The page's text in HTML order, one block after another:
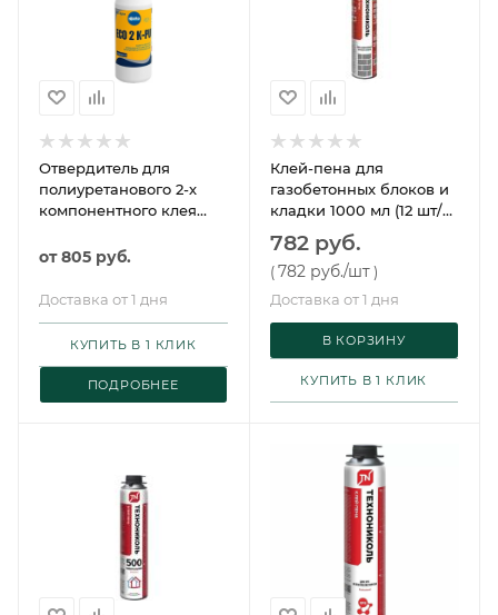
Отвердитель для
полиуретанового 2-х
компонентного клея
K-Pu
от805 руб.
Доставка от 1 дня
ПОДРОБНЕЕ
КУПИТЬ В 1 КЛИК
Клей-пена для
газобетонных блоков и
кладки 1000 мл (12 шт/
упак) Технониколь
782 руб.
(782 руб./шт )
Доставка от 1 дня
В КОРЗИНУ
КУПИТЬ В 1 КЛИК